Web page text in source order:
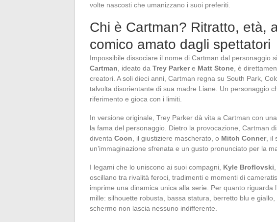
volte nascosti che umanizzano i suoi preferiti.
Chi è Cartman? Ritratto, età,
comico amato dagli spettatori
Impossibile dissociare il nome di Cartman dal personaggio
Cartman , ideato da Trey Parkere Matt Stone , è
creatori. A soli dieci anni, Cartman regna su South Park,
talvolta disorientante di sua madre Liane. Un personaggio
riferimento e gioca con i limiti.
In versione originale, Trey Parker dà vita a Cartman con
la fama del personaggio. Dietro la provocazione, Cartman
diventa Coon , il giustiziere mascherato, o Mitch Conner, il
un’immaginazione sfrenata e un gusto pronunciato per la
I legami che lo uniscono ai suoi compagni, Kyle Broflovski
oscillano tra rivalità feroci, tradimenti e momenti di
imprime una dinamica unica alla serie. Per quanto riguarda
mille: silhouette robusta, bassa statura, berretto blu e
schermo non lascia nessuno indifferente.